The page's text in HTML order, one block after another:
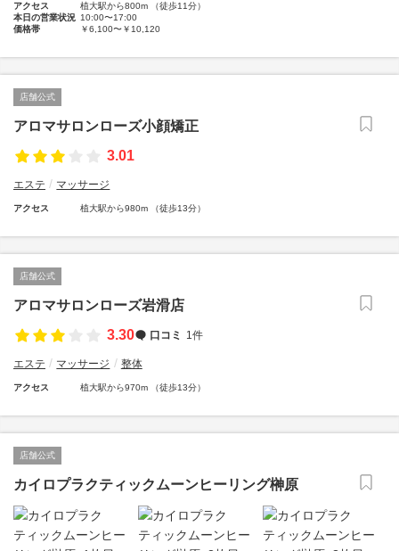
アクセス
植大駅から800m （徒歩11分）
本日の営業状況 10:00〜17:00
価格帯
￥6,100〜￥10,120
店舗公式
アロマサロンローズ小顔矯正
3.01
エステ マッサージ
アクセス 植大駅から980m （徒歩13分）
店舗公式
アロマサロンローズ岩滑店
3.30
口コミ 1件
エステ マッサージ 整体
アクセス 植大駅から970m （徒歩13分）
店舗公式
カイロプラクティックムーンヒーリング榊原